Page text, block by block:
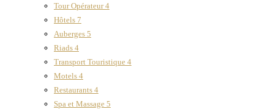
Tour Opérateur4
Hôtels 7
Auberges 5
Riads 4
Transport Touristique 4
Motels 4
Restaurants 4
Spa et Massage 5